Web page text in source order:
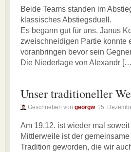
Beide Teams standen im
klassisches Abstiegsduell.
Es begann gut für uns. Janus
zweischneidigen Partie konnte
voranbringen bevor sein
Die Niederlage von Alexandr
Unser traditioneller
Geschrieben von georgw 15.
Am 19.12. ist wieder mal soweit
Mittlerweile ist der
Tradition geworden, die wir